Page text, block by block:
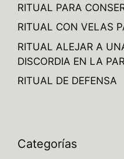
RITUAL PARA
RITUAL CON VELAS
RITUAL ALEJAR A
DISCORDIA EN LA
RITUAL DE DEFENSA
Categorías